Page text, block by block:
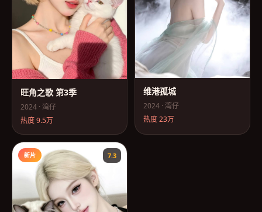
旺角之歌 第3季
2024 · 湾仔
热度9.5万
维港孤城
2024 · 湾仔
热度23万
新片 7.3